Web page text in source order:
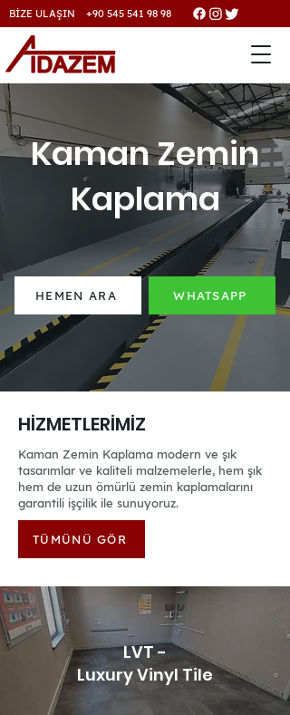
BİZE ULAŞIN +90 545 541 98 98
Kaman Zemin
Kaplama
HEMEN ARA WHATSAPP
HİZMETLERİMİZ
Kaman Zemin Kaplama modern ve şık
tasarımlar ve kaliteli malzemelerle, hem şık
hem de uzun ömürlü zemin kaplamalarını
garantili işçilik ile sunuyoruz.
TÜMÜNÜ GÖR
LVT -
Luxury Vinyl Tile